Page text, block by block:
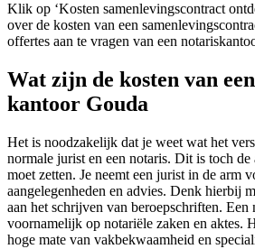
Klik op ‘Kosten samenlevingscontract
over de kosten van een
offertes aan te vragen van een
Wat zijn de kosten van
kantoor Gouda
Het is noodzakelijk dat je weet wat het
normale jurist en een notaris. Dit is toch de
moet zetten. Je neemt een jurist in de arm
aangelegenheden en advies. Denk hierbij
aan het schrijven van beroepschriften. Een
voornamelijk op notariële zaken en aktes.
hoge mate van vakbekwaamheid en